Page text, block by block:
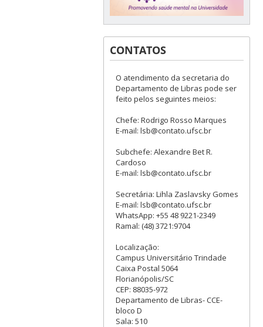
CONTATOS
O atendimento da secretaria do
Departamento de Libras pode ser
feito pelos seguintes meios:
Chefe: Rodrigo Rosso Marques
E-mail: lsb@contato.ufsc.br
Subchefe: Alexandre Bet R.
Cardoso
E-mail: lsb@contato.ufsc.br
Secretária: Lihla Zaslavsky Gomes
E-mail: lsb@contato.ufsc.br
WhatsApp: +55 48 9221-2349
Ramal: (48) 3721:9704
Localização:
Campus Universitário Trindade
Caixa Postal 5064
Florianópolis/SC
CEP: 88035-972
Departamento de Libras- CCE-
bloco D
Sala: 510